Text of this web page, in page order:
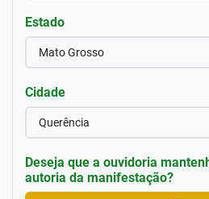
Estado
Mato Grosso
Cidade
Querência
Deseja que a ouvidoria
autoria da manifestação?